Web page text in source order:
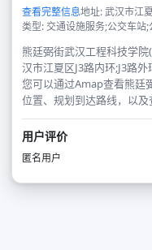
查看完整信息地址: 武汉市江
类型: 交通设施服务;公交车站
熊廷弼街武汉工程科技学
汉市江夏区J3路内环;J3路外
您可以通过Amap查看熊廷
位置、规划到达路线，以及
用户评价
匿名用户